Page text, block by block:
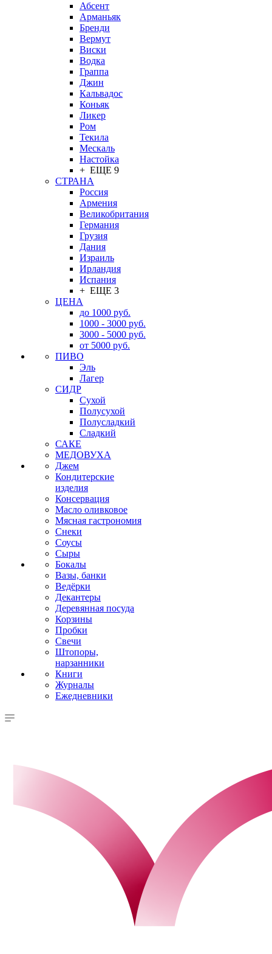
Абсент
Арманьяк
Бренди
Вермут
Виски
Водка
Граппа
Джин
Кальвадос
Коньяк
Ликер
Ром
Текила
Мескаль
Настойка
+ ЕЩЕ 9
СТРАНА
Россия
Армения
Великобритания
Германия
Грузия
Дания
Израиль
Ирландия
Испания
+ ЕЩЕ 3
ЦЕНА
до 1000 руб.
1000 - 3000 руб.
3000 - 5000 руб.
от 5000 руб.
ПИВО
Эль
Лагер
СИДР
Сухой
Полусухой
Полусладкий
Сладкий
САКЕ
МЕДОВУХА
Джем
Кондитерские
изделия
Консервация
Масло оливковое
Мясная гастрономия
Снеки
Соусы
Сыры
Бокалы
Вазы, банки
Ведёрки
Декантеры
Деревянная посуда
Корзины
Пробки
Свечи
Штопоры,
нарзанники
Книги
Журналы
Ежедневники